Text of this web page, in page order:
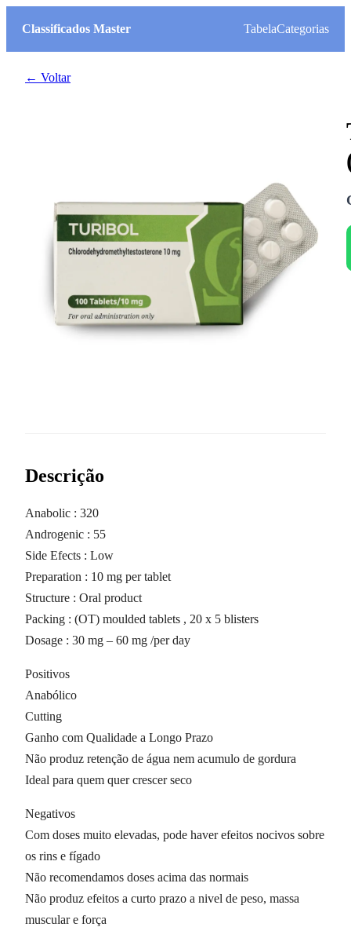
Classificados Master TabelaCategorias
← Voltar
Descrição
Anabolic : 320
Androgenic : 55
Side Efects : Low
Preparation : 10 mg per tablet
Structure : Oral product
Packing : (OT) moulded tablets , 20 x 5 blisters
Dosage : 30 mg – 60 mg /per day
Positivos
Anabólico
Cutting
Ganho com Qualidade a Longo Prazo
Não produz retenção de água nem acumulo de gordura
Ideal para quem quer crescer seco
Negativos
Com doses muito elevadas, pode haver efeitos nocivos sobre
os rins e fígado
Não recomendamos doses acima das normais
Não produz efeitos a curto prazo a nivel de peso, massa
muscular e força